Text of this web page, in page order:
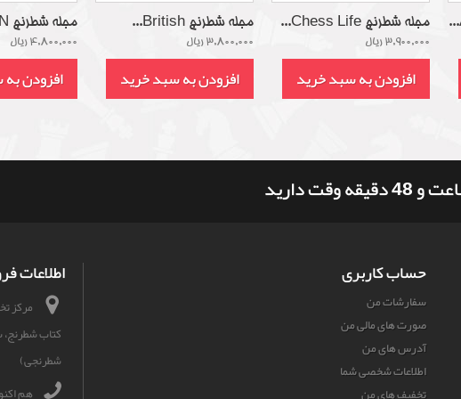
مجله شطرنج AMERICAN...
4,800,000 ریال
افزودن
مجله شطرنج British...
3,800,000 ریال
افزودن به سبد خرید
مجله شطرنج Chess Life...
3,900,000 ریال
افزودن به سبد خرید
حساب کاربری
سفارشات من
صورت های مالی من
آدرس های من
اطلاعات شخصی شما
اطلاعات
مرکز
کتاب
شطرنجی)
هم